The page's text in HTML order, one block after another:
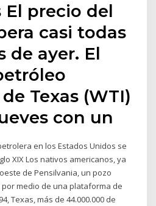
El precio del
casi todas
de ayer. El
Texas (WTI)
con un
en los Estados Unidos se
XIX Los nativos americanos, ya
de Pensilvania, un pozo
medio de una plataforma de
Texas, más de 44.000.000 de